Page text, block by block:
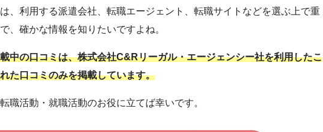
は、利用する派遣会社、転職エージェント、転職サイトなどを選ぶ上で重
、確かな情報を知りたいですよね。
中の口コミは、株式会社C&Rリーガル・エージェンシー社を利用したこ
た口コミのみを掲載しています。
職活動・就職活動のお役に立てば幸いです。